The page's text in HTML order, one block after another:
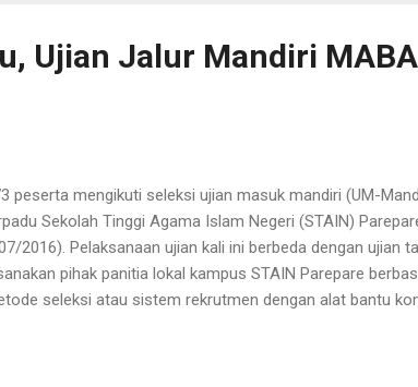
Ujian Jalur Mandiri
peserta mengikuti seleksi ujian masuk mandiri (UM-
Sekolah Tinggi Agama Islam Negeri (STAIN)
Pelaksanaan ujian kali ini berbeda dengan ujian
pihak panitia lokal kampus STAIN Parepare
seleksi atau sistem rekrutmen dengan alat bantu
soal ujiannya dilayar monitor komputer.